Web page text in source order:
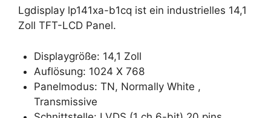
Lgdisplay lp141xa-b1cq ist ein industrielles 14,1
Zoll TFT-LCD Panel.
Displaygröße: 14,1 Zoll
Auflösung: 1024 X 768
Panelmodus: TN, Normally White ,
Transmissive